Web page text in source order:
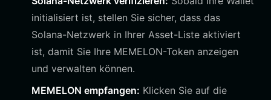
initialisiert ist, stellen Sie sicher, dass das
Solana-Netzwerk in Ihrer Asset-Liste aktiviert
ist, damit Sie Ihre MEMELON-Token anzeigen
und verwalten können.
MEMELON empfangen: Klicken Sie auf die